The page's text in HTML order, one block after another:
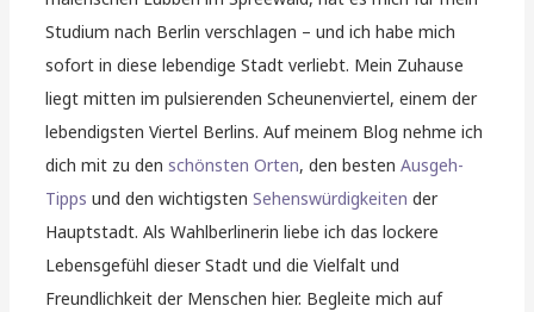
Studium nach Berlin verschlagen – und ich habe mich
sofort in diese lebendige Stadt verliebt. Mein Zuhause
liegt mitten im pulsierenden Scheunenviertel, einem der
lebendigsten Viertel Berlins. Auf meinem Blog nehme ich
dich mit zu denschönsten Orten, den bestenAusgeh-
Tipps und den wichtigstenSehenswürdigkeiten der
Hauptstadt. Als Wahlberlinerin liebe ich das lockere
Lebensgefühl dieser Stadt und die Vielfalt und
Freundlichkeit der Menschen hier. Begleite mich auf